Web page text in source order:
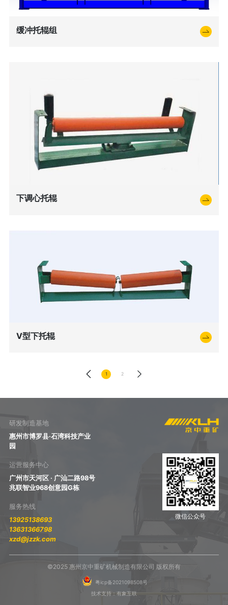
缓冲托辊组
下调心托辊
V型下托辊
1 2
研发制造基地
惠州市博罗县·石湾科技产业
园
运营服务中心
广州市天河区 · 广汕二路98号
兆联智业968创意园G栋
服务热线
13925138693
13631366798
xzd@jzzk.com
微信公众号
©2025 惠州京中重矿机械制造有限公司 版权所有
粤icp备2021098508号
技术支持：有象互联